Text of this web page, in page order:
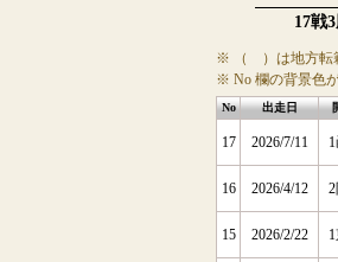
17戦
※ （ ）は地方転
※ No 欄の背景色
No 出走日
17 2026/7/11
16 2026/4/12
15 2026/2/22